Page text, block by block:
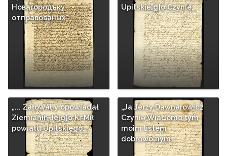
Новагородъку
отправованых"
Upitskie[g]o Czynie…
„... Żałował y opowiadał
Ziemianin Je[g]o Kr Mił
powiatu Upitskiego…
„Ja Jerzy Dawnarowicz
Czynię Wiadomo tym
moim listem
dobrowolnym…